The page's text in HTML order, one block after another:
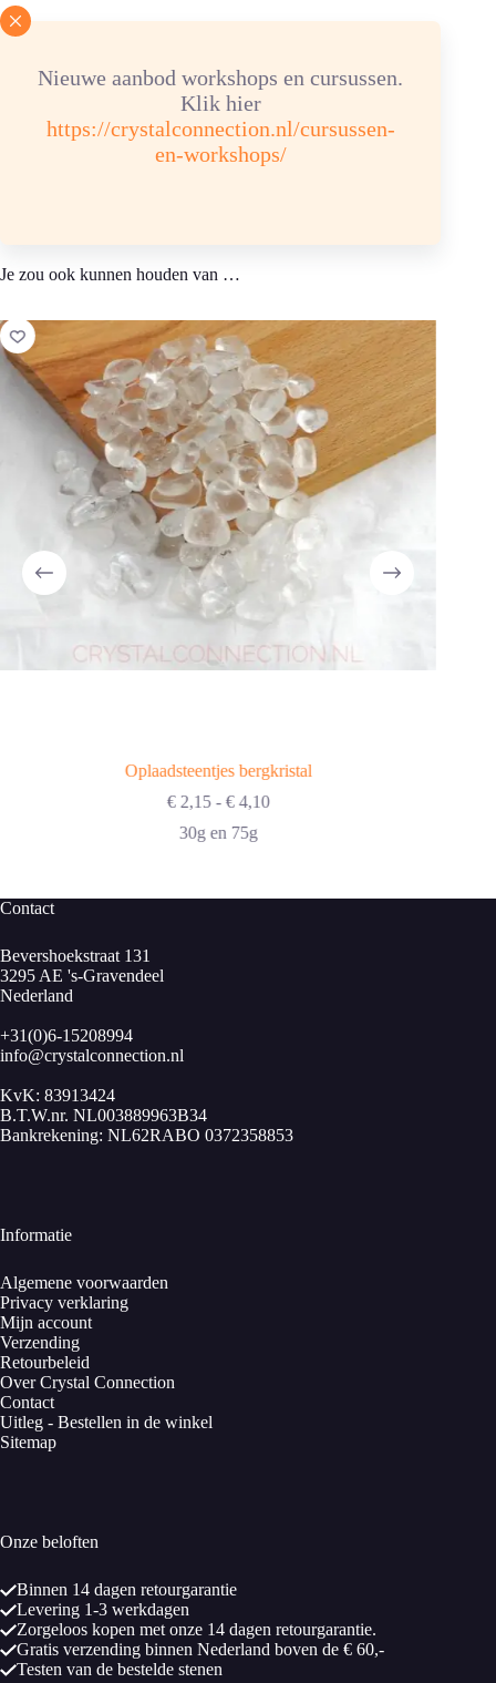
Nieuwe aanbod workshops en cursussen.
Klik hier
https://crystalconnection.nl/cursussen-
en-workshops/
Advies energetische verzorging
Reinigen/ontladen: 1x per 2 weken, 6 uur in
hematietverzorgingssteentjes.
Opladen: aansluitend 6 uur in een bergkristalgroepje of
bergkristalverzorgingssteentjes.
Je zou ook kunnen houden van …
Oplaadsteentjes bergkristal
€2,15 - €4,10Prijsklasse:
30g en 75g
Contact
Bevershoekstraat 131
3295 AE 's-Gravendeel
Nederland
+31(0)6-15208994
info@crystalconnection.nl
KvK: 83913424
B.T.W.nr. NL003889963B34
Bankrekening: NL62RABO 0372358853
Informatie
Algemene voorwaarden
Privacy verklaring
Mijn account
Verzending
Retourbeleid
Over Crystal Connection
Contact
Uitleg - Bestellen in de winkel
Sitemap
Onze beloften
Binnen 14 dagen retourgarantie
Levering 1-3 werkdagen
Zorgeloos kopen met onze 14 dagen retourgarantie.
Gratis verzending binnen Nederland boven de € 60,-
Testen van de bestelde stenen